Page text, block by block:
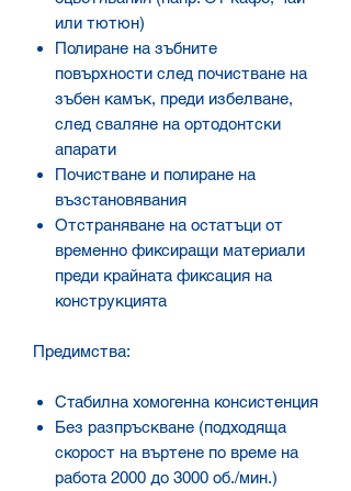
или тютюн)
Полиране на зъбните
повърхности след почистване на
зъбен камък, преди избелване,
след сваляне на ортодонтски
апарати
Почистване и полиране на
възстановявания
Отстраняване на остатъци от
временно фиксиращи материали
преди крайната фиксация на
конструкцията
Предимства:
Стабилна хомогенна консистенция
Без разпръскване (подходяща
скорост на въртене по време на
работа 2000 до 3000 об./мин.)